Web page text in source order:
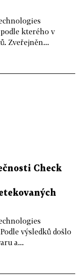
kterého v
Zveřejněn...
Check
výsledků došlo
a...